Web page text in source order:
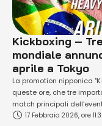
Kickboxing –
mondiale
aprile a Tokyo
La promotion nipponica
queste ore, che tre
match principali
programma sabato 11
17 Febbraio 2026, ore